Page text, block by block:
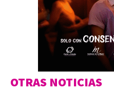
OTRAS NOTICIAS